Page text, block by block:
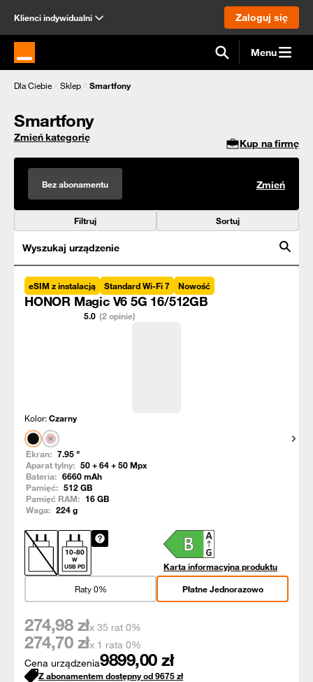
Klienci indywidualni Zaloguj się
Strona główna Orange.pl Menu
Dla Ciebie Sklep Smartfony
Smartfony
Zmień kategorię Kup na firmę
Bez abonamentu Zmień
Filtruj Sortuj
Wyszukaj urządzenie
eSIM z instalacją Standard Wi-Fi 7 Nowość
HONOR Magic V6 5G 16/512GB
5.0 (2 opinie)
Kolor:Czarny
Ekran: 7.95 "
Aparat tylny: 50 + 64 + 50Mpx
Bateria: 6660mAh
Pamięć: 512GB
Pamięć RAM: 16GB
Waga: 224g
10-80
W
USB PD
Karta informacyjna produktu
Płatne Jednorazowo
Raty 0%
Cena urządzenia9899,00 zł
274,98 złx 35 rat 0%
274,70 złx 1 rata 0%
Z abonamentem dostępny od9675zł